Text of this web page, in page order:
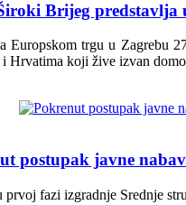
Brijeg predstavlja
trgu u Zagrebu
i Hrvatima koji žive izvan
postupak javne
prvoj fazi izgradnje Srednje